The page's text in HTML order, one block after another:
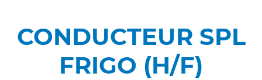
CONDUCTEUR SPL
FRIGO (H/F)